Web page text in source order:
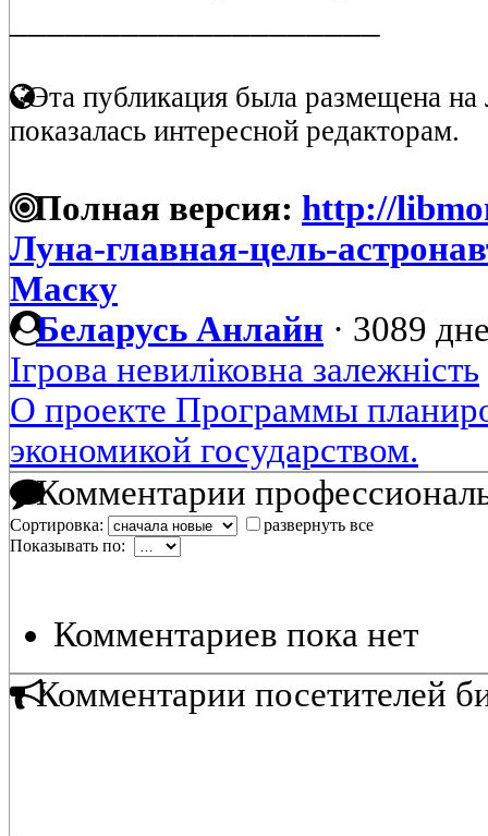
Эта публикация была размещена на
показалась интересной редакторам.
Полная версия: http://
Луна-главная-цель-
Маску
Беларусь Анлайн · 3089
Ігрова невиліковна залежність
О проекте Программы
экономикой государством.
Комментарии
Сортировка:
развернуть все
Показывать по:
Комментариев пока нет
Комментарии посетителей